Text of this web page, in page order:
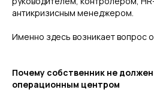
антикризисным менеджером.
Именно здесь возникает вопрос
Почему собственник не
операционным центром